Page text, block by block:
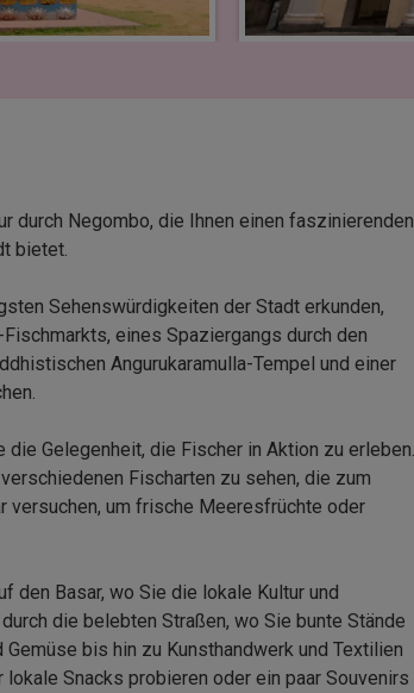
durch Negombo, die Ihnen einen faszinierenden
bietet.
Sehenswürdigkeiten der Stadt erkunden,
eines Spaziergangs durch den
Angurukaramulla-Tempel und einer
Gelegenheit, die Fischer in Aktion zu erleben.
Fischarten zu sehen, die zum
versuchen, um frische Meeresfrüchte oder
den Basar, wo Sie die lokale Kultur und
die belebten Straßen, wo Sie bunte Stände
bis hin zu Kunsthandwerk und Textilien
Snacks probieren oder ein paar Souvenirs